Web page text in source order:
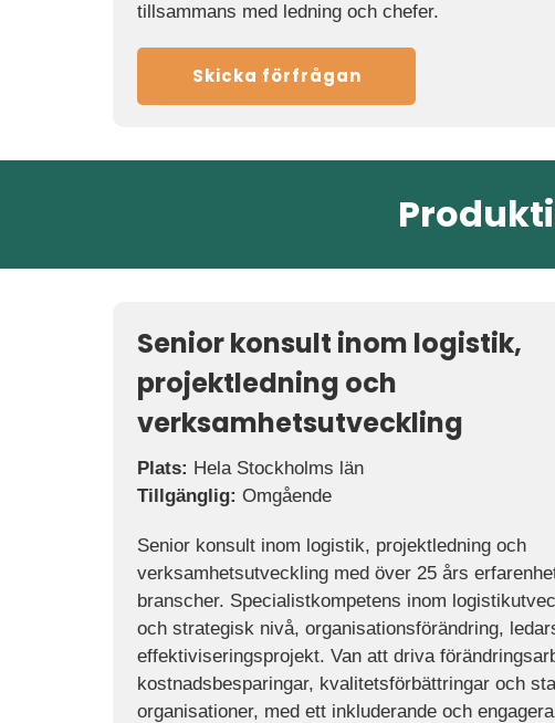
tillsammans med ledning och chefer.
Skicka förfrågan
Senior konsult inom logistik,
projektledning och
verksamhetsutveckling
Plats: Hela Stockholms län
Tillgänglig: Omgående
Senior konsult inom logistik, projektledning och
verksamhetsutveckling med över 25 års
branscher. Specialistkompetens inom
och strategisk nivå, organisationsförändring,
effektiviseringsprojekt. Van att driva
kostnadsbesparingar, kvalitetsförbättringar och
organisationer, med ett inkluderande och